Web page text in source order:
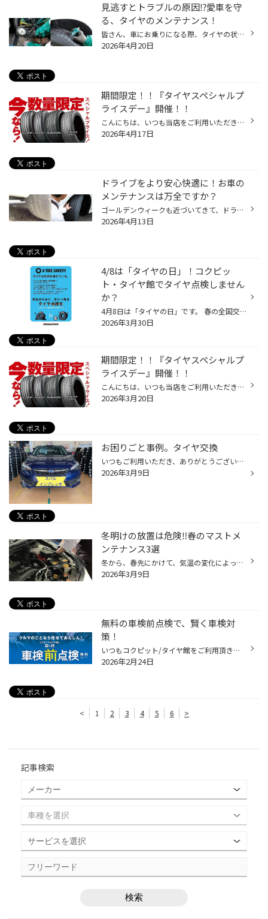
見逃すとトラブルの原因⁉愛車を守
る、タイヤのメンテナンス！
皆さん、車にお乗りになる際、タイヤの状態を気にしていますか？ 長く、安心して使って頂くためにタイヤのメンテナンスは欠かせません。 今回は定番から見落としがちなものまで、タイヤのメンテナンスについてご紹介いたします！ タイヤのおすすめメンテナンス３選！ 1.タイヤ点検/空気充填 定期的...
2026年4月20日
期間限定！！『タイヤスペシャルプ
ライスデー』開催！！
こんにちは、いつも当店をご利用いただきましてありがとうございます。 4/17(金)～4/26(日)まで、コクピット・タイヤ館におきまして、 期間限定！ サイズ限定！！ 数量限定！！！ お得にお買い求めいただける、「タイヤスペシャルプライスデー」がスタートします！ お得なタイヤのご紹介！！ ワゴン...
2026年4月17日
ドライブをより安心快適に！お車の
メンテナンスは万全ですか？
ゴールデンウィークも近づいてきて、ドライブやお車でのお出かけを予定されている方も 多くいらっしゃると思います。 安心してお出かけいただくためにも、久しぶりに運転される方、長距離運転のご予定がある方は 特にお車のメンテナンスを事前にしっかりしましょう！ 【お出かけ前のメンテナンスポ...
2026年4月13日
4/8は「タイヤの日」！コクピッ
ト・タイヤ館でタイヤ点検しません
か？
4月8日は「タイヤの日」です。 春の全国交通安全運動の実施月である4月と、輪（タイヤ）のイメージで8の語呂合わせで 一般社団法人日本自動車タイヤ協会（JATMA）が定めた記念日です。 こちらのタイヤの日に合わせて、コクピット・タイヤ館では『タイヤ点検・空気の補充強化』を行います！ 【どうし...
2026年3月30日
期間限定！！『タイヤスペシャルプ
ライスデー』開催！！
こんにちは、いつも当店をご利用いただきましてありがとうございます。 3/20(金)～3/29(日)まで、コクピット・タイヤ館におきまして、 期間限定！ サイズ限定！！ 数量限定！！！ お得にお買い求めいただける、「タイヤスペシャルプライスデー」がスタートします！ お得なタイヤのご紹介！！ ワゴン...
2026年3月20日
お困りごと事例。タイヤ交換
いつもご利用いただき、ありがとうございます。 本日ご紹介は、こちら。 車種：スバル インプレッサ タイヤ：レグノGR-XⅢ 205/50R17 お困りごと：タイヤが摩耗して、ワイヤーが見える タイヤを外して見たところ、外側だけでなく内側も 摩耗していることが分かりました。 このように、両端が摩耗する...
2026年3月9日
冬明けの放置は危険‼春のマストメ
ンテナンス3選
冬から、春先にかけて、気温の変化によっておクルマに負担がかかってしまうタイミングです。 春のカーライフをより快適にお過ごしいただくために、事前のおクルマのメンテナンスが大切です！ 【春前のメンテナンスポイント！】 ■バッテリー点検 気温の低い冬はバッテリーに負担がかかりやすく、性能...
2026年3月9日
無料の車検前点検で、賢く車検対
策！
いつもコクピット/タイヤ館をご利用頂きありがとうございます。 今回は、コクピット/タイヤ館がオススメする「車検前点検」についてご紹介いたします。 【車検前点検は、出費を集中させない、かしこい車検対策です】 ・車検って何？よく分からなくて不安・・・。 ・できれば車検の出費を抑えたい・...
2026年2月24日
< 1 2 3 4 5 6 >
記事検索